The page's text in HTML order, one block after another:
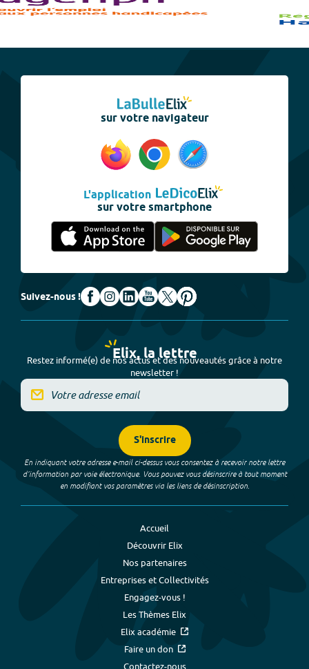
sur votre navigateur
L'application
sur votre smartphone
Suivez-nous !
Elix, la lettre
Restez informé(e) de nos actus et des nouveautés grâce à notre
newsletter !
S'inscrire
En indiquant votre adresse e-mail ci-dessus vous consentez à recevoir notre lettre
d’information par voie électronique. Vous pouvez vous désinscrire à tout moment
en modifiant vos paramètres via les liens de désinscription.
Accueil
Découvrir Elix
Nos partenaires
Entreprises et Collectivités
Engagez-vous !
Les Thèmes Elix
Elix académie
Faire un don
Contactez-nous